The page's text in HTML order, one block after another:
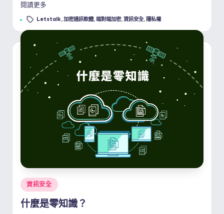
閱讀更多
Tags: Letstalk,加密通訊軟體,端對端加密,資訊安全, 隱私權
Posted
in
資訊安全
什麼是零知識？